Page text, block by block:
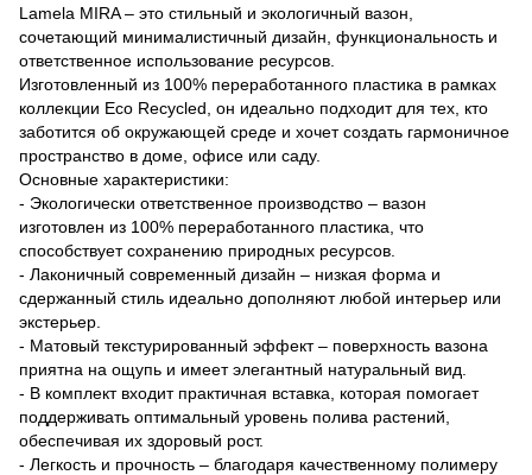
Lamela MIRA – это стильный и экологичный вазон,
сочетающий минималистичный дизайн, функциональность и
ответственное использование ресурсов.
Изготовленный из 100% переработанного пластика в рамках
коллекции Eco Recycled, он идеально подходит для тех, кто
заботится об окружающей среде и хочет создать гармоничное
пространство в доме, офисе или саду.
Основные характеристики:
- Экологически ответственное производство – вазон
изготовлен из 100% переработанного пластика, что
способствует сохранению природных ресурсов.
- Лаконичный современный дизайн – низкая форма и
сдержанный стиль идеально дополняют любой интерьер или
экстерьер.
- Матовый текстурированный эффект – поверхность вазона
приятна на ощупь и имеет элегантный натуральный вид.
- В комплект входит практичная вставка, которая помогает
поддерживать оптимальный уровень полива растений,
обеспечивая их здоровый рост.
- Легкость и прочность – благодаря качественному полимеру